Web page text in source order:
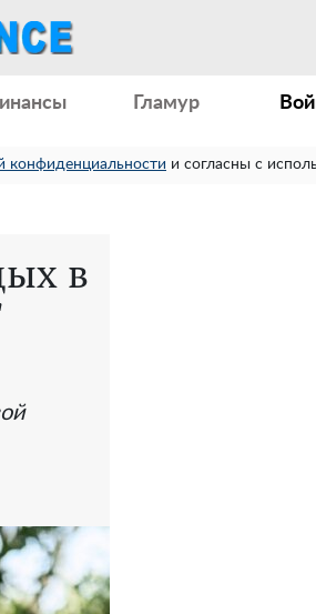
Гламур
конфиденциальности и согласны с
в